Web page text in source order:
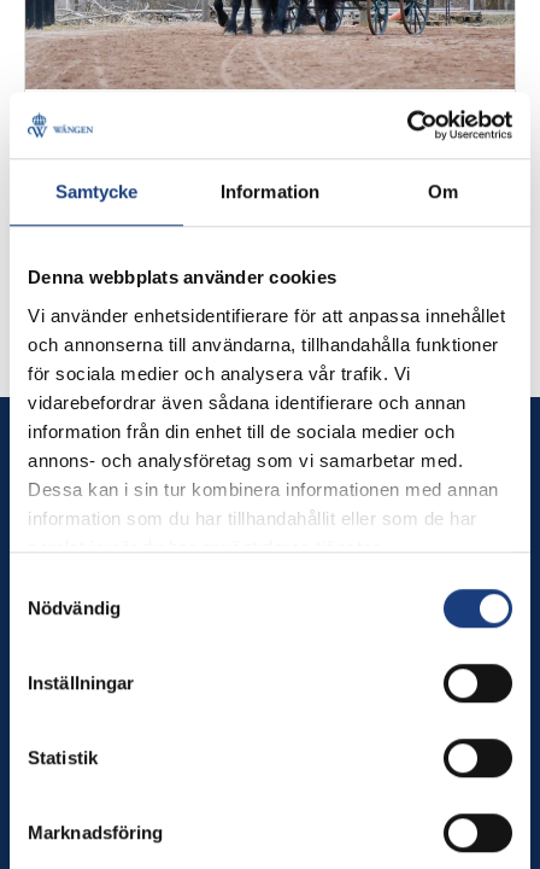
Samtycke Information Om
Denna webbplats använder cookies
Vi använder enhetsidentifierare för att anpassa innehållet
och annonserna till användarna, tillhandahålla funktioner
för sociala medier och analysera vår trafik. Vi
vidarebefordrar även sådana identifierare och annan
information från din enhet till de sociala medier och
annons- och analysföretag som vi samarbetar med.
Dessa kan i sin tur kombinera informationen med annan
information som du har tillhandahållit eller som de har
samlat in när du har använt deras tjänster.
Nödvändig
Inställningar
Statistik
Marknadsföring
24 april 2020
En vecka med kuskutbildningen i
Rättvik
kuskutbildningen och se hur de har de en vanlig
vecka på utbildningsort Rättvik.
Wången
Wången utbildar dig som älskar hästar – och erbjuder
Månd–torsd. kl. 8–16, fred kl. 8–12
E-post:info@wangen.se
Innehåll
Sport